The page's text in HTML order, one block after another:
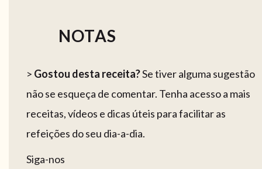
NOTAS
> Gostou desta receita?Se tiver alguma sugestão
não se esqueça de comentar. Tenha acesso a mais
receitas, vídeos e dicas úteis para facilitar as
refeições do seu dia-a-dia.
Siga-nos